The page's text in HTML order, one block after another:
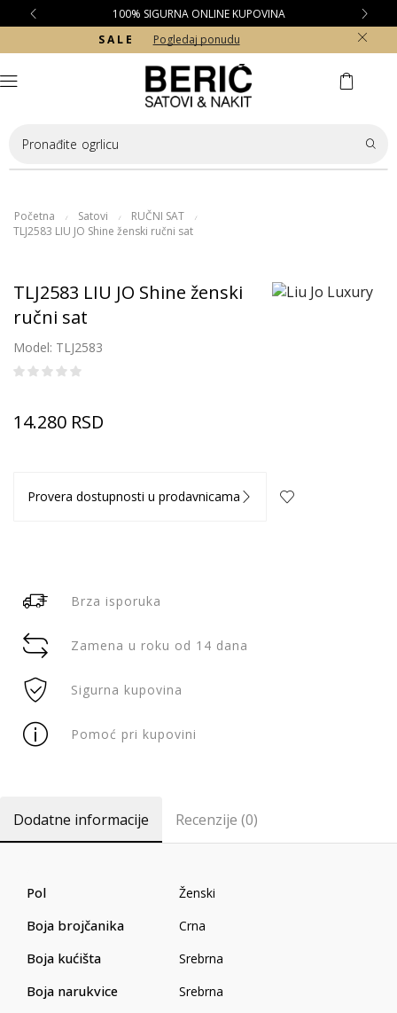
100% SIGURNA ONLINE KUPOVINA
S A L E
Pogledaj ponudu
Pronađite ogrlicu
Početna / Satovi / RUČNI SAT /
TLJ2583 LIU JO Shine ženski ručni sat
TLJ2583 LIU JO Shine ženski
ručni sat
Model: TLJ2583
14.280 RSD
Provera dostupnosti u prodavnicama
Brza isporuka
Zamena u roku od 14 dana
Sigurna kupovina
Pomoć pri kupovini
Dodatne informacije Recenzije (0)
Pol Ženski
Boja brojčanika Crna
Boja kućišta Srebrna
Boja narukvice Srebrna